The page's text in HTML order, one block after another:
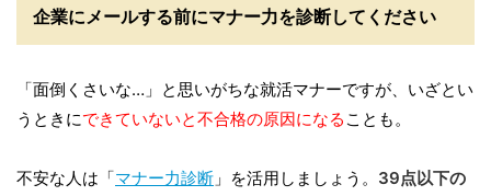
企業にメールする前にマナー力を診断してください
「面倒くさいな…」と思いがちな就活マナーですが、いざとい
うときにできていないと不合格の原因になる ことも。
不安な人は「マナー力診断 」を活用しましょう。 39点以下の